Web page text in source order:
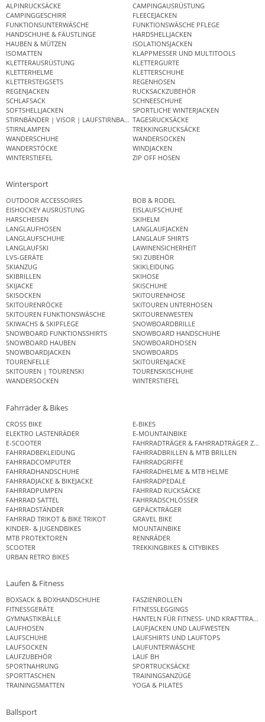
ALPINRUCKSÄCKE
CAMPINGAUSRÜSTUNG
CAMPINGGESCHIRR
FLEECEJACKEN
FUNKTIONSUNTERWÄSCHE
FUNKTIONSWÄSCHE PFLEGE
HANDSCHUHE & FÄUSTLINGE
HARDSHELLJACKEN
HAUBEN & MÜTZEN
ISOLATIONSJACKEN
ISOMATTEN
KLAPPMESSER UND MULTITOOLS
KLETTERAUSRÜSTUNG
KLETTERGURTE
KLETTERHELME
KLETTERSCHUHE
KLETTERSTEIGSETS
REGENHOSEN
REGENJACKEN
RUCKSACKZUBEHÖR
SCHLAFSACK
SCHNEESCHUHE
SOFTSHELLJACKEN
SPORTLICHE WINTERJACKEN
STIRNBÄNDER | VISOR | LAUFSTIRNBANDTAGESRUCKSÄCKE
STIRNLAMPEN
TREKKINGRUCKSÄCKE
WANDERSCHUHE
WANDERSOCKEN
WANDERSTÖCKE
WINDJACKEN
WINTERSTIEFEL
ZIP OFF HOSEN
Wintersport
OUTDOOR ACCESSOIRES
BOB & RODEL
EISHOCKEY AUSRÜSTUNG
EISLAUFSCHUHE
HARSCHEISEN
SKIHELM
LANGLAUFHOSEN
LANGLAUFJACKEN
LANGLAUFSCHUHE
LANGLAUF SHIRTS
LANGLAUFSKI
LAWINENSICHERHEIT
LVS-GERÄTE
SKI ZUBEHÖR
SKIANZUG
SKIKLEIDUNG
SKIBRILLEN
SKIHOSE
SKIJACKE
SKISCHUHE
SKISOCKEN
SKITOURENHOSE
SKITOURENRÖCKE
SKITOUREN UNTERHOSEN
SKITOUREN FUNKTIONSWÄSCHE
SKITOURENWESTEN
SKIWACHS & SKIPFLEGE
SNOWBOARDBRILLE
SNOWBOARD FUNKTIONSSHIRTS
SNOWBOARD HANDSCHUHE
SNOWBOARD HAUBEN
SNOWBOARDHOSEN
SNOWBOARDJACKEN
SNOWBOARDS
TOURENFELLE
SKITOURENJACKE
SKITOUREN | TOURENSKI
TOURENSKISCHUHE
WANDERSOCKEN
WINTERSTIEFEL
Fahrräder & Bikes
CROSS BIKE
E-BIKES
ELEKTRO LASTENRÄDER
E-MOUNTAINBIKE
E-SCOOTER
FAHRRADTRÄGER & FAHRRADTRÄGER
FAHRRADBEKLEIDUNG
FAHRRADBRILLEN & MTB BRILLEN
FAHRRADCOMPUTER
FAHRRADGRIFFE
FAHRRADHANDSCHUHE
FAHRRADHELME & MTB HELME
FAHRRADJACKE & BIKEJACKE
FAHRRADPEDALE
FAHRRADPUMPEN
FAHRRAD RUCKSÄCKE
FAHRRAD SATTEL
FAHRRADSCHLÖSSER
FAHRRADSTÄNDER
GEPÄCKTRÄGER
FAHRRAD TRIKOT & BIKE TRIKOT
GRAVEL BIKE
KINDER- & JUGENDBIKES
MOUNTAINBIKE
MTB PROTEKTOREN
RENNRÄDER
SCOOTER
TREKKINGBIKES & CITYBIKES
URBAN RETRO BIKES
Laufen & Fitness
BOXSACK & BOXHANDSCHUHE
FASZIENROLLEN
FITNESSGERÄTE
FITNESSLEGGINGS
GYMNASTIKBÄLLE
HANTELN FÜR FITNESS- UND
LAUFHOSEN
LAUFJACKEN UND LAUFWESTEN
LAUFSCHUHE
LAUFSHIRTS UND LAUFTOPS
LAUFSOCKEN
LAUFUNTERWÄSCHE
LAUFZUBEHÖR
LAUF BH
SPORTNAHRUNG
SPORTRUCKSÄCKE
SPORTTASCHEN
TRAININGSANZÜGE
TRAININGSMATTEN
YOGA & PILATES
Ballsport